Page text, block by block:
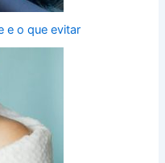
e o que evitar